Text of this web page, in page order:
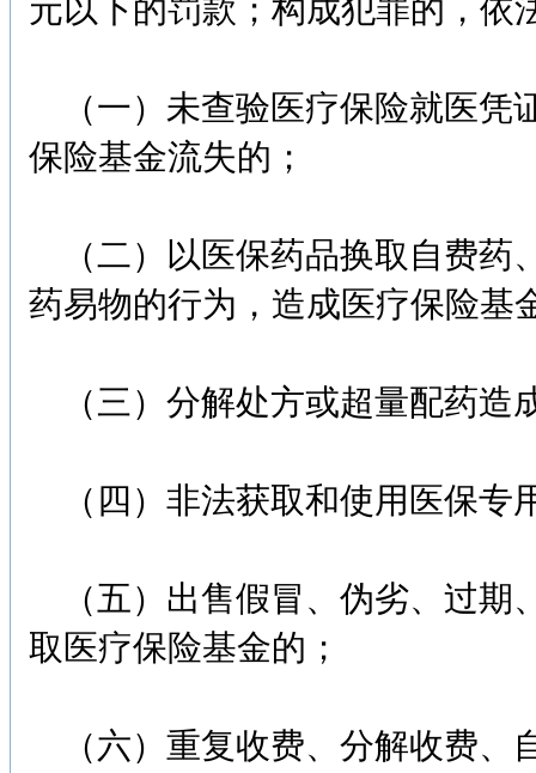
元以下的罚款；构成犯罪的，依
（一）未查验医疗保险就医凭
保险基金流失的；
（二）以医保药品换取自费药
药易物的行为，造成医疗保险基
（三）分解处方或超量配药造
（四）非法获取和使用医保专
（五）出售假冒、伪劣、过期
取医疗保险基金的；
（六）重复收费、分解收费、